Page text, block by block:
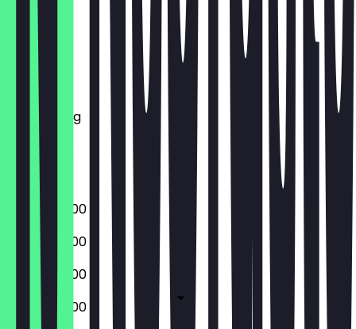
Montag
Dienstag
Mittwoch
Donnerstag
Freitag
Samstag
Sonntag
06:30 - 20:00
06:30 - 20:00
06:30 - 20:00
06:30 - 20:00